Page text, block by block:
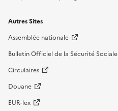
Autres Sites
Assemblée nationale
Bulletin Officiel de la Sécurité Sociale
Circulaires
Douane
EUR-lex